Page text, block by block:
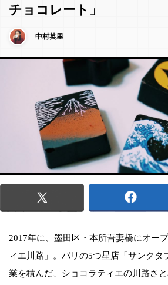
チョコレート」
中村英里
2017年に、墨田区・本所吾妻橋にオー
ィエ川路」。パリの5つ星店「サンクタ
業を積んだ、ショコラティエの川路さ